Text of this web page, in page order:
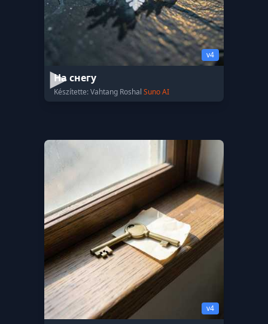
v4
На снегу
Készítette: Vahtang Roshal Suno AI
v4